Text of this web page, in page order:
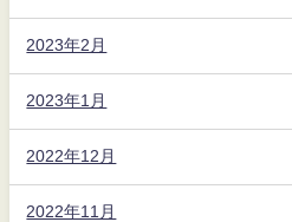
2023年2月
2023年1月
2022年12月
2022年11月